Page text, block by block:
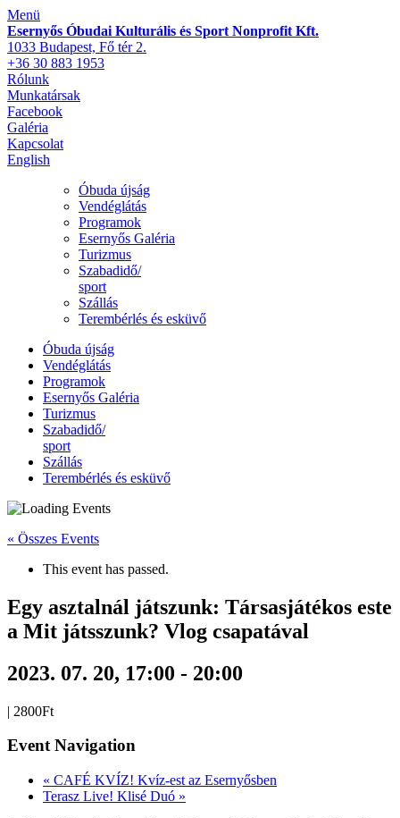
Menü
Esernyős Óbudai Kulturális és Sport Nonprofit Kft.
1033 Budapest, Fő tér 2.
+36 30 883 1953
Rólunk
Munkatársak
Facebook
Galéria
Kapcsolat
English
Óbuda újság
Vendéglátás
Programok
Esernyős Galéria
Turizmus
Szabadidő/
sport
Szállás
Terembérlés és esküvő
Óbuda újság
Vendéglátás
Programok
Esernyős Galéria
Turizmus
Szabadidő/
sport
Szállás
Terembérlés és esküvő
« Összes Events
This event has passed.
Egy asztalnál játszunk: Társasjátékos este
a Mit játsszunk? Vlog csapatával
2023. 07. 20, 17:00 - 20:00
| 2800Ft
Event Navigation
« CAFÉ KVÍZ! Kvíz-est az Esernyősben
Terasz Live! Klisé Duó »